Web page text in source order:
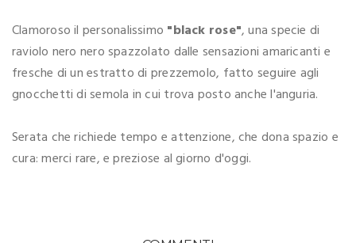
Clamoroso il personalissimo "black rose", una specie di
raviolo nero nero spazzolato dalle sensazioni amaricanti e
fresche di un estratto di prezzemolo, fatto seguire agli
gnocchetti di semola in cui trova posto anche l'anguria.
Serata che richiede tempo e attenzione, che dona spazio e
cura: merci rare, e preziose al giorno d'oggi.